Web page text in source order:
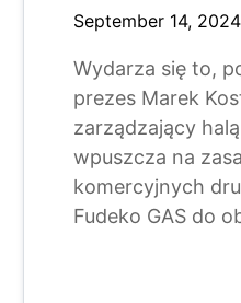
September 14, 2024
Wydarza się to,
prezes Marek
zarządzający
wpuszcza na
komercyjnych
Fudeko GAS do